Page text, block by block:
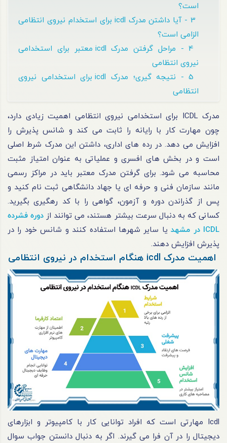
است؟
3 - آیا داشتن مدرک icdl برای استخدام نیروی انتظامی
الزامی است؟
4 - مراحل گرفتن مدرک icdl معتبر برای استخدامی
نیروی انتظامی
5 - نتیجه گیری؛ مدرک icdl برای استخدامی نیروی
انتظامی
مدرک ICDL برای استخدامی نیروی انتظامی اهمیت زیادی دارد،
چون مهارت کار با رایانه را ثابت می کند و شانس پذیرش را
افزایش می دهد. در رده های اداری، داشتن این مدرک شرط اصلی
است و در بخش های افسری و عملیاتی به عنوان امتیاز مثبت
محاسبه می شود. برای گرفتن مدرک معتبر باید در مراکز رسمی
مانند سازمان فنی و حرفه ای یا جهاد دانشگاهی ثبت نام کنید و
پس از گذراندن دوره و آزمون، گواهی را با کد رهگیری بگیرید.
کسانی که به دنبال سرعت بیشتر هستند، می توانند از دوره فشرده
ICDL در مشهد
یا سایر شهرها استفاده کنند و شانس خود را در
پذیرش افزایش دهند.
اهمیت مدرک icdl هنگام استخدام در نیروی انتظامی
Icdl مهارتی است که افراد توانایی کار با کامپیوتر و ابزارهای
دیجیتال را در آن فرا می گیرند. اگر به دنبال دانستن جواب سوال